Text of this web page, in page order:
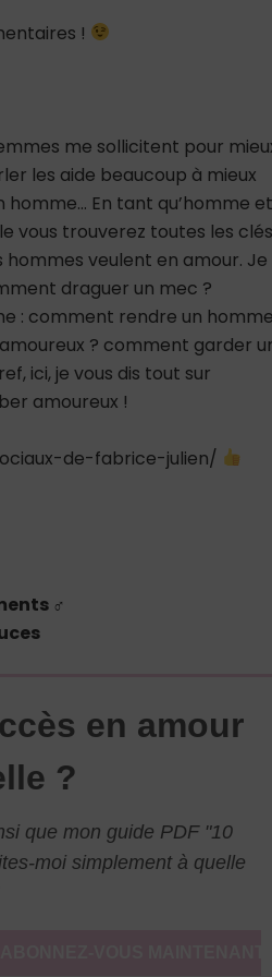
!
me sollicitent pour
les aide beaucoup à mieux
En tant qu’homme et
vous trouverez toutes les clés
veulent en amour. Je
draguer un mec ?
: comment rendre un homme
? comment garder
ici, je vous dis tout sur
amoureux !
de-fabrice-julien/
♂
en amour
?
que mon guide PDF "10
moi simplement à quelle